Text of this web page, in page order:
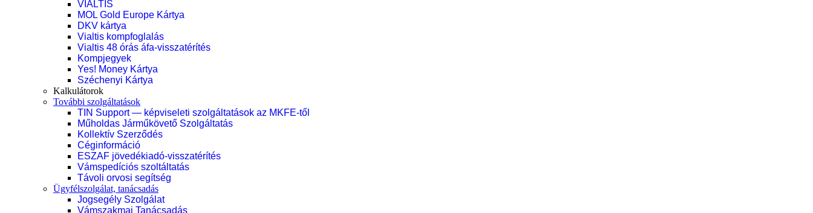
VIALTIS
MOL Gold Europe Kártya
DKV kártya
Vialtis kompfoglalás
Vialtis 48 órás áfa-visszatérítés
Kompjegyek
Yes! Money Kártya
Széchenyi Kártya
Kalkulátorok
További szolgáltatások
TIN Support — képviseleti szolgáltatások az MKFE-től
Műholdas Járműkövető Szolgáltatás
Kollektív Szerződés
Céginformáció
ESZAF jövedékiadó-visszatérítés
Vámspedíciós szoltáltatás
Távoli orvosi segítség
Ügyfélszolgálat, tanácsadás
Jogsegély Szolgálat
Vámszakmai Tanácsadás